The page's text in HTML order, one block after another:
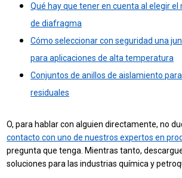
Qué hay que tener en cuenta al elegir
de diafragma
Cómo seleccionar con seguridad una
para aplicaciones de alta temperatura
Conjuntos de anillos de aislamiento
residuales
O, para hablar con alguien directamente, no
contacto con uno de nuestros expertos en
pregunta que tenga. Mientras tanto,
soluciones para las industrias química y